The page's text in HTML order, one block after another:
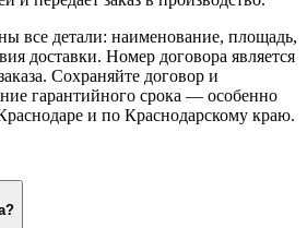
все детали: наименование, площадь,
доставки. Номер договора является
Сохраняйте договор и
гарантийного срока — особенно
и по Краснодарскому краю.